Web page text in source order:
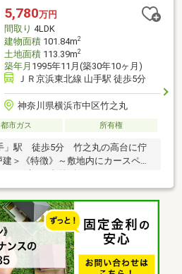
待にお応えします。いちばん話しや
ちばんワクワクする不動産ネットワ
5,780万円
間取り 4LDK
建物面積101.84m2
土地面積113.39m2
築年月 1995年11月(築30年10ヶ月)
ＪＲ京浜東北線 山手駅 徒歩5分
神奈川県横浜市中区竹之丸
都市ガス 所有権
」駅 徒歩5分 竹之丸の高台に佇
＞《特徴》～敷地内にカースペー
スを確保。ご家族用とセカンドカ
可。本エリアは、第一種低層住居専
となっております。4LDK全居室６
各部屋に収納を完備。浴室にも窓が